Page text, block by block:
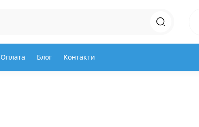
Оплата Блог Контакти